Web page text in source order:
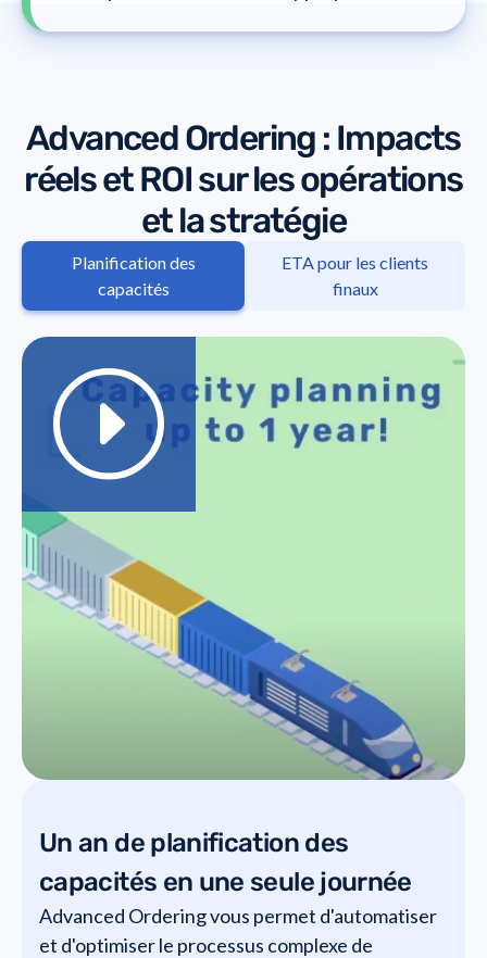
Advanced Ordering : Impacts
réels et ROI sur les opérations
et la stratégie
Planification des
capacités
ETA pour les clients
finaux
Un an de planification des
capacités en une seule journée
Advanced Ordering vous permet d'automatiser
et d'optimiser le processus complexe de